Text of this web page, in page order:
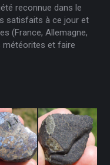
reconnue dans le
satisfaits à ce jour et
(France, Allemagne,
météorites et faire